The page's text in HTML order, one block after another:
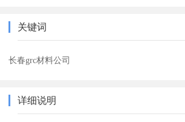
关键词
长春grc材料公司
详细说明